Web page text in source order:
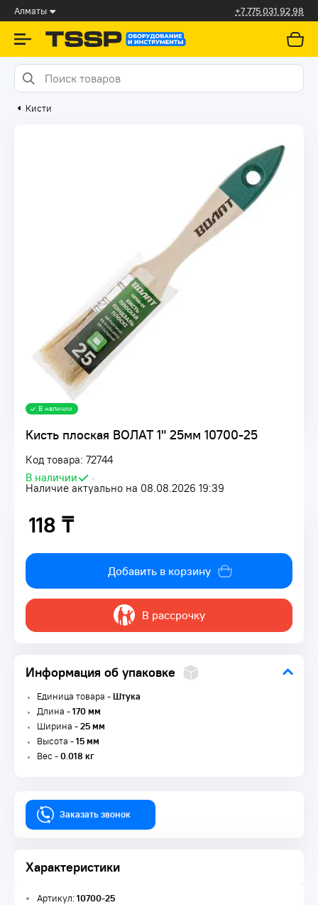
Алматы +7 775 031 92 98
Кисти
Кисть плоская ВОЛАТ 1" 25мм 10700-25
Код товара: 72744
В наличии
•
Наличие актуально на 08.08.2026 19:39
В наличии
118 ₸
118 ₸
Добавить в корзину
В рассрочку
Информация об упаковке
Единица товара -Штука
Длина -170 мм
Ширина -25 мм
Высота -15 мм
Вес -0.018 кг
Заказать звонок
Характеристики
Артикул:10700-25